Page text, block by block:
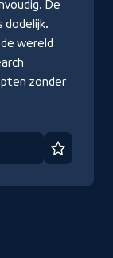
De
dodelijk.
wereld
zonder